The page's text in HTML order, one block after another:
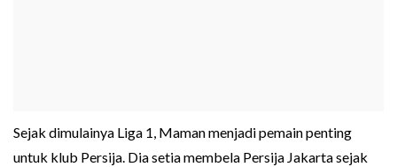
Sejak dimulainya Liga 1, Maman menjadi pemain penting
untuk klub Persija. Dia setia membela Persija Jakarta sejak